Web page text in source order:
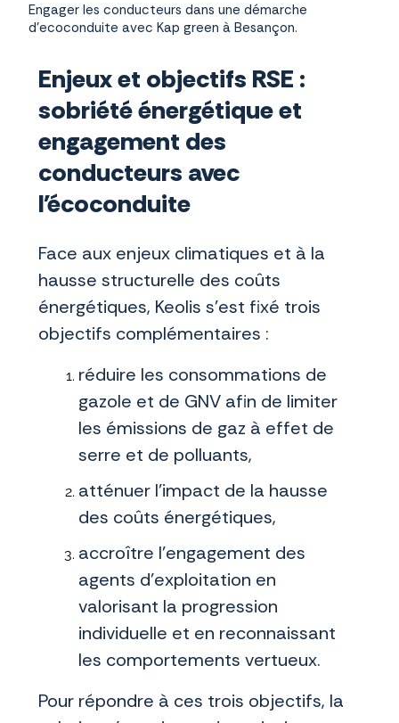
Engager les conducteurs dans une démarche
d'ecoconduite avec Kap green à Besançon.
Enjeux et objectifs RSE :
sobriété énergétique et
engagement des
conducteurs avec
l'écoconduite
Face aux enjeux climatiques et à la
hausse structurelle des coûts
énergétiques, Keolis s’est fixé trois
objectifs complémentaires :
réduire les consommations de
gazole et de GNV afin de limiter
les émissions de gaz à effet de
serre et de polluants,
atténuer l’impact de la hausse
des coûts énergétiques,
accroître l’engagement des
agents d’exploitation en
valorisant la progression
individuelle et en reconnaissant
les comportements vertueux.
Pour répondre à ces trois objectifs, la